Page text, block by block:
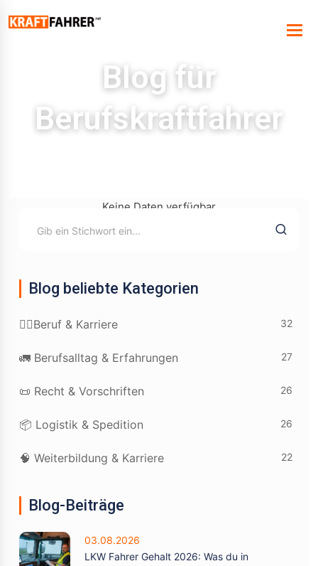
Blog für
Berufskraftfahrer
Keine Daten verfügbar
Blog beliebte Kategorien
👷‍♂️Beruf & Karriere 32
🚛 Berufsalltag & Erfahrungen 27
📜 Recht & Vorschriften 26
📦 Logistik & Spedition 26
🧠 Weiterbildung & Karriere 22
Blog-Beiträge
03.08.2026
LKW Fahrer Gehalt 2026: Was du in